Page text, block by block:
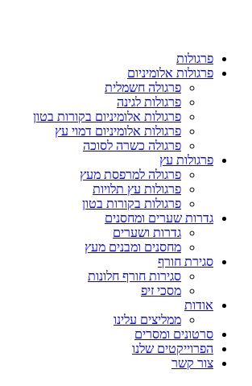
פרגולות
פרגולות אלומיניום
פרגולה חשמלית
פרגולות לגינה
פרגולות אלומיניום בקורות בטון
פרגולות אלומיניום דמוי עץ
פרגולה כשרה לסוכה
פרגולות עץ
פרגולה למרפסת מעץ
פרגולות עץ תלויות
פרגולות בקורות בטון
גדרות שערים ומחסנים
גדרות ושערים
מחסנים ומבנים מעץ
סגירת חורף
סגירות חורף חלונות
מסכי זיפ
אודות
ממליצים עלינו
סרטונים ומסרים
הפרוייקטים שלנו
צור קשר